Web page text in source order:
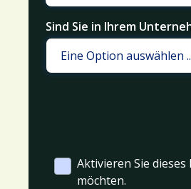
Sind Sie in Ihrem
Aktivieren Sie
möchten.